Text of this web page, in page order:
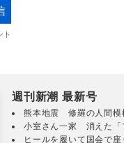
週刊新潮 最新号
熊本地震 修羅の人間模
小室さん一家 消えた「
ヒールを履いて国会で